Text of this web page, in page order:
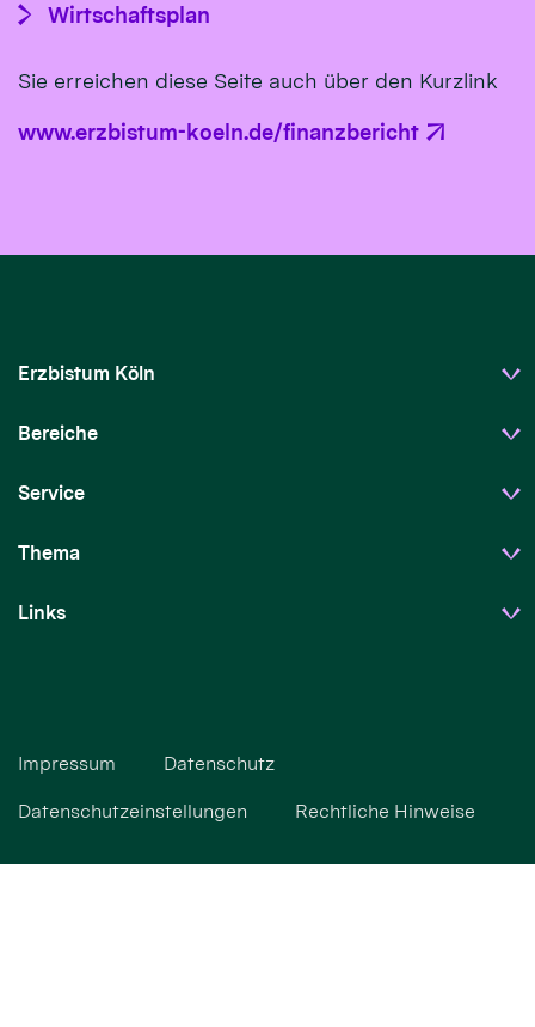
Wirtschaftsplan
Sie erreichen diese Seite auch über den Kurzlink
www.erzbistum-koeln.de/finanzbericht
Erzbistum Köln
Bereiche
Service
Thema
Links
Impressum Datenschutz
Datenschutzeinstellungen Rechtliche Hinweise